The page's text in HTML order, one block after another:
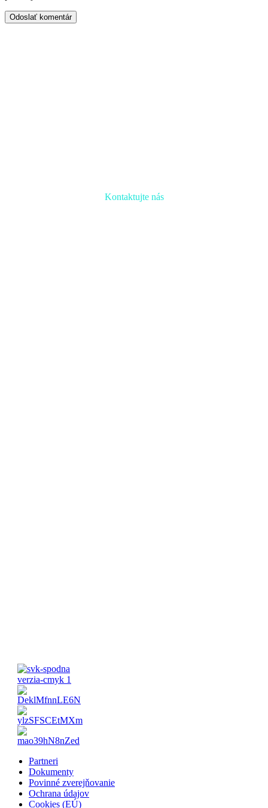
Odoslať komentár
Kontaktujte nás
Partneri
Dokumenty
Povinné zverejňovanie
Ochrana údajov
Cookies (EÚ)